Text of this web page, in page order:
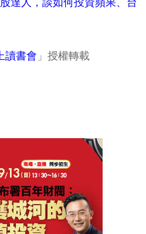
達人，談如何投資蘋果、台
讀書會 」授權轉載